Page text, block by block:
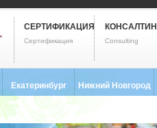
СЕРТИФИКАЦИЯ
Сертификация Consulting
Екатеринбург
8 (343) 237-2593
Нижний Новгород